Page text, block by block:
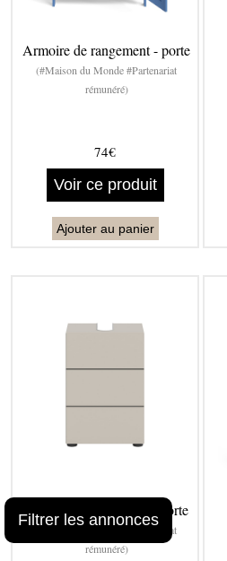
Armoire de rangement - porte
(#Maison du Monde #Partenariat
rémunéré)
74€
Voir ce produit
Ajouter au panier
Meuble sous lavabo 1 - porte
(#Maison du Monde #Partenariat
rémunéré)
Filtrer les annonces